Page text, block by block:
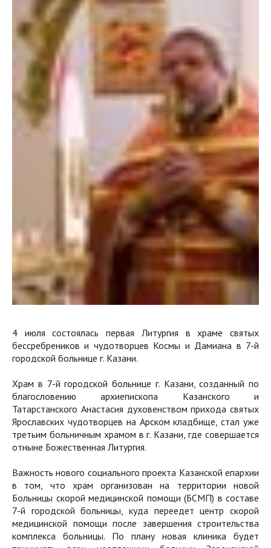
4 июля состоялась первая Литургия в храме святых
бессребреников и чудотворцев Космы и Дамиана в 7-й
городской больнице г. Казани.
Храм в 7-й городской больнице г. Казани, созданный по
благословению архиепископа Казанского и
Татарстанского Анастасия духовенством прихода святых
Ярославских чудотворцев на Арском кладбище, стал уже
третьим больничным храмом в г. Казани, где совершается
отныне Божественная Литургия.
Важность нового социального проекта Казанской епархии
в том, что храм организован на территории новой
Больницы скорой медицинской помощи (БСМП) в составе
7-й городской больницы, куда переедет центр скорой
медицинской помощи после завершения строительства
комплекса больницы. По плану новая клиника будет